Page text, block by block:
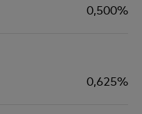
0,500%
0,625%